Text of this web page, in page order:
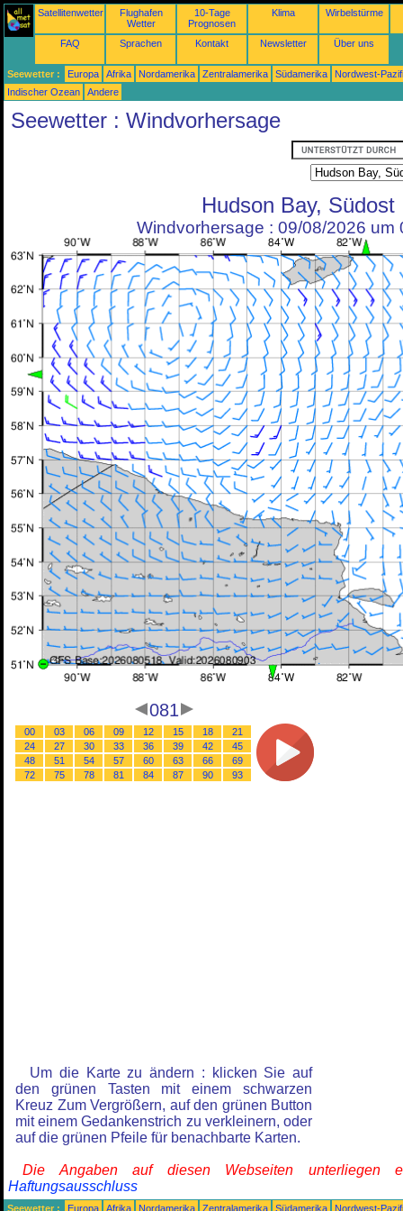
Satellitenwetter
Flughafen
Wetter
10-Tage
Prognosen
Klima Wirbelstürme
FAQ Sprachen Kontakt Newsletter Über uns
Seewetter : Europa Afrika Nordamerika Zentralamerika Südamerika
Nordwest-
Indischer Ozean
Andere
Seewetter : Windvorhersage
Hudson Bay, Südost
Windvorhersage : 09/08/2026 um
081
00 03 06 09 12 15 18
21
24
27 30 33 36 39 42
45
48
51 54 57 60 63 66
69
72
75 78 81 84 87 90 93
Um die Karte zu ändern : klicken Sie auf
den grünen Tasten mit einem schwarzen
Kreuz Zum Vergrößern, auf den grünen Button
mit einem Gedankenstrich zu verkleinern, oder
auf die grünen Pfeile für benachbarte Karten.
Die Angaben auf diesen Webseiten unterliegen
Haftungsausschluss
Seewetter : Europa Afrika Nordamerika Zentralamerika Südamerika
Nordwest-